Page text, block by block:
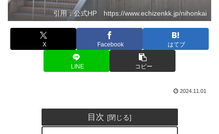
引用：公式HP https://www.echizenkk.jp/nihonkai
X Facebook はてブ
LINE コピー
2024.11.01
目次